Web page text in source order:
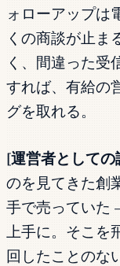
ォローアップは
くの商談が止ま
く、間違った受
すれば、有給の
グを取れる。
[運営者としての
のを見てきた創
手で売っていた
上手に。そこを
回したことのな